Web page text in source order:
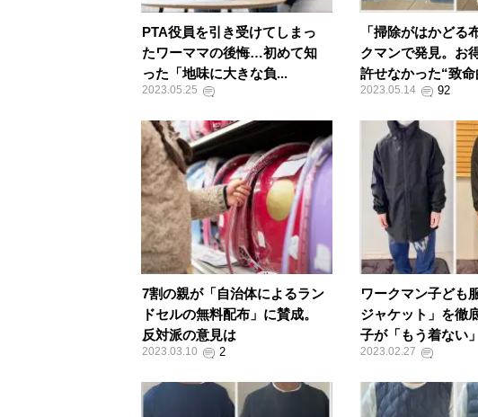
PTA役員を引き受けてしまっ
たワーママの後悔…初めて知
った「地味に大きな負...
2023.05.25
「掃除がはかどる
クマンで発見。お
許せなかった“致命
2023.05.14
7割の親が「自治体によるラン
ドセルの無料配布」に賛成。
反対派の意見は
2023.03.10
ワークマン子ども
ジャケット」を徹
子が「もう着ない
2023.02.27